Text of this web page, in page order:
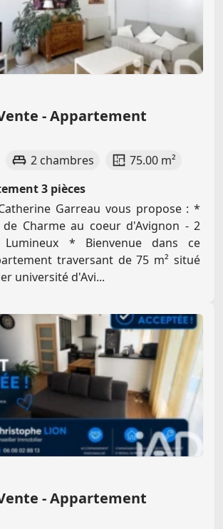
- Appartement
2 chambres
75.00 m²
3 pièces
Garreau vous propose : *
Charme au coeur d'Avignon - 2
Lumineux * Bienvenue dans ce
traversant de 75 m² situé
université d'Avi...
- Appartement